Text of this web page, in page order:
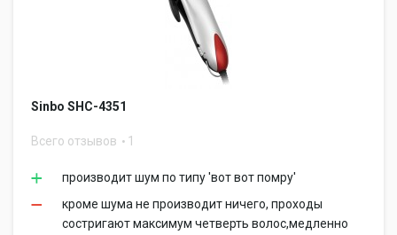
Sinbo SHC-4351
Всего отзывов 1
производит шум по типу 'вот вот помру'
кроме шума не производит ничего, проходы
состригают максимум четверть волос,медленно